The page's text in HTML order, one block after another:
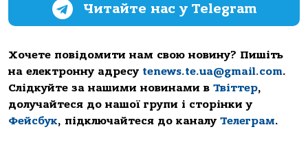
Читайте нас у Telegram
Хочете повідомити нам свою новину? Пишіть
на електронну адресу tenews.te.ua@gmail.com.
Слідкуйте за нашими новинами в Твіттер,
долучайтеся до нашої групи і сторінки у
Фейсбук, підключайтеся до каналу Телеграм.